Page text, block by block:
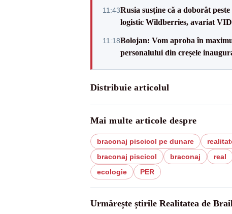
11:43Rusia susține că a doborât
logistic Wildberries, avariat
11:18Bolojan: Vom aproba în
personalului din creșele
Distribuie articolul
Mai multe articole despre
braconaj piscicol pe dunare
braconaj piscicol
braconaj real
ecologie
PER
Urmărește știrile Realitatea de